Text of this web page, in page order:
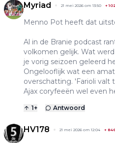
Myriad 21 mei 2026 om 13:50 +
Menno Pot heeft dat
Al in de Branie podcast
volkomen gelijk. Wat
je vorig seizoen geleerd
Ongelooflijk wat een
overschatting. 'Farioli valt
Ajax coryfeeën wel even
1+ Antwoord
HV178 21 mei 2026 om 12:04 +